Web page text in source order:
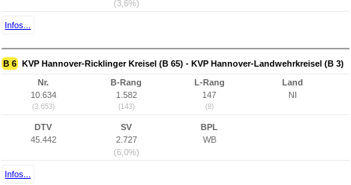
(3,6%)
Infos...
B 6 KVP Hannover-Ricklinger Kreisel (B 65) - KVP Hannover-Landwehrkreisel (B 3)
Nr.
10.634
(3.653)
B-Rang
1.582
(143)
L-Rang
147
(8)
Land
NI
DTV
45.442
SV
2.727
(6,0%)
BPL
WB
Infos...